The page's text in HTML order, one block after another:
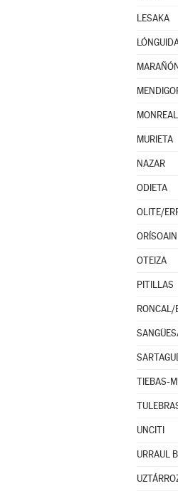
LESAKA
MARAÑÓN
MURIETA
NAZAR
ODIETA
OLITE/
ORÍSOAIN
OTEIZA
PITILLAS
RONCAL/
TIEBAS-
UNCITI
URRAUL